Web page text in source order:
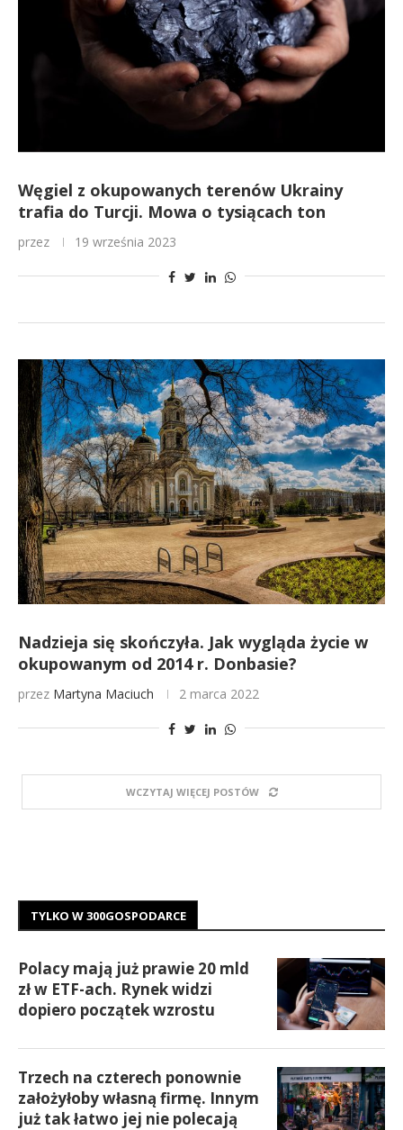
Węgiel z okupowanych terenów Ukrainy
trafia do Turcji. Mowa o tysiącach ton
przez 19 września 2023
Nadzieja się skończyła. Jak wygląda życie w
okupowanym od 2014 r. Donbasie?
przez Martyna Maciuch 2 marca 2022
WCZYTAJ WIĘCEJ POSTÓW
TYLKO W 300GOSPODARCE
Polacy mają już prawie 20 mld
zł w ETF-ach. Rynek widzi
dopiero początek wzrostu
Trzech na czterech ponownie
założyłoby własną firmę. Innym
już tak łatwo jej nie polecają